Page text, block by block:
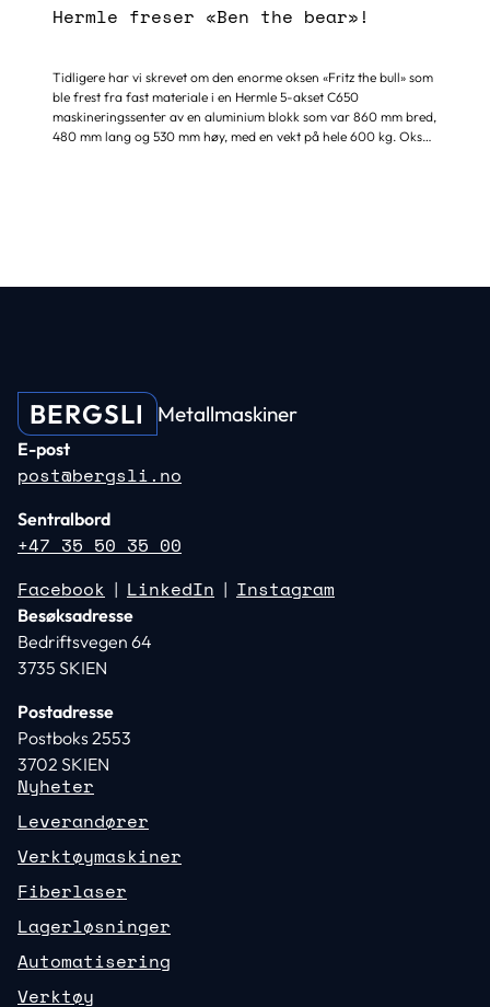
Hermle freser «Ben the bear»!
Tidligere har vi skrevet om den enorme oksen «Fritz the bull» som
ble frest fra fast materiale i en Hermle 5-akset C650
maskineringssenter av en aluminium blokk som var 860 mm bred,
480 mm lang og 530 mm høy, med en vekt på hele 600 kg. Oksen
BERGSLI Metallmaskiner
E-post
post@bergsli.no
Sentralbord
+47 35 50 35 00
Facebook | LinkedIn | Instagram
Besøksadresse
Bedriftsvegen 64
3735 SKIEN
Postadresse
Postboks 2553
3702 SKIEN
Nyheter
Leverandører
Verktøymaskiner
Fiberlaser
Lagerløsninger
Automatisering
Verktøy